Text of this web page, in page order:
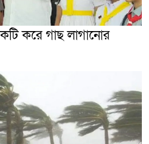
করে গাছ লাগানোর